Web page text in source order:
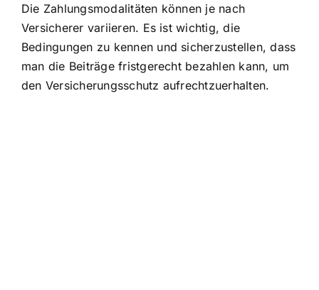
Die Zahlungsmodalitäten können je nach
Versicherer variieren. Es ist wichtig, die
Bedingungen zu kennen und sicherzustellen, dass
man die Beiträge fristgerecht bezahlen kann, um
den Versicherungsschutz aufrechtzuerhalten.